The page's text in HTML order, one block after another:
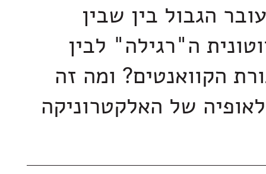
הגבול בין שבין
ה"רגילה" לבין
הקוואנטים? ומה זה
של האלקטרוניקה